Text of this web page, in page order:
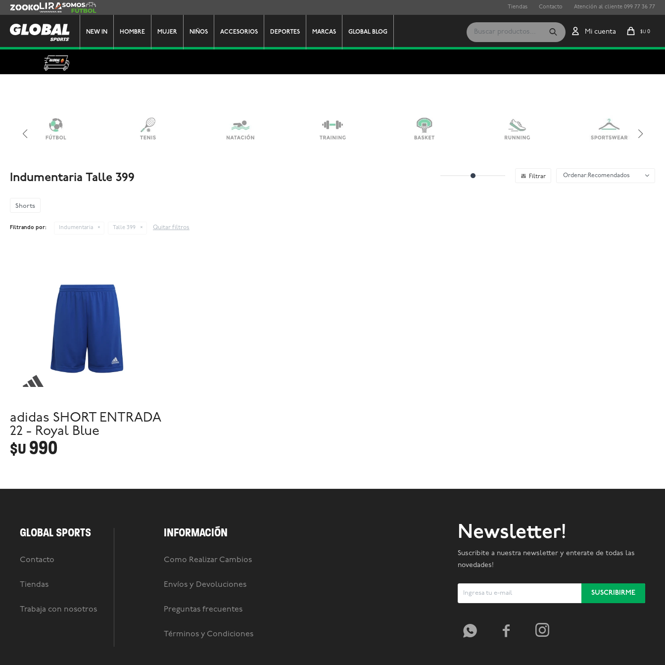
NEW IN HOMBRE MUJER NIÑOS ACCESORIOS DEPORTES MARCAS GLOBAL BLOG $U 0
Zooko Lira Somos Futbol Tiendas Contacto Atención al cliente 099 77 36 77
Indumentaria Talle 399 Recomendados
Shorts
Filtrando por: Indumentaria Talle 399 Quitar filtros
adidas SHORT ENTRADA
22 - Royal Blue
$U 990
GLOBAL SPORTS
Contacto
Tiendas
Trabaja con nosotros
INFORMACIÓN
Como Realizar Cambios
Envíos y Devoluciones
Preguntas frecuentes
Términos y Condiciones
Newsletter!
Suscribite a nuestra newsletter y enterate de todas las
novedades!
SUSCRIBIRME
  